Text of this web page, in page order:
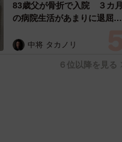
83歳父が骨折で入院 ３カ月
の病院生活があまりに退屈で
い！」→スケッチブックを見
中将 タカノリ
６位以降を見る